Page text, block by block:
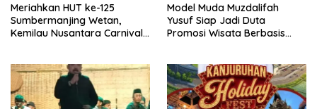
Meriahkan HUT ke-125
Sumbermanjing Wetan,
Kemilau Nusantara Carnival
Malang
Model Muda Muzdalifah
Yusuf Siap Jadi Duta
Promosi Wisata Berbasis